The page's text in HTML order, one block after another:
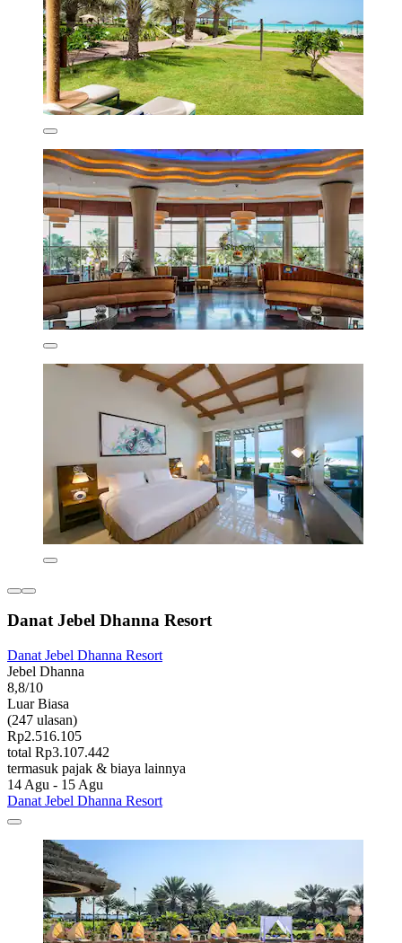
Danat Jebel Dhanna Resort
Danat Jebel Dhanna Resort
Jebel Dhanna
8,8/10
Luar Biasa
(247 ulasan)
Rp2.516.105
total Rp3.107.442
termasuk pajak & biaya lainnya
14 Agu - 15 Agu
Danat Jebel Dhanna Resort